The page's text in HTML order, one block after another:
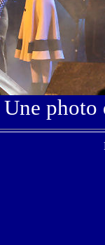
Une photo